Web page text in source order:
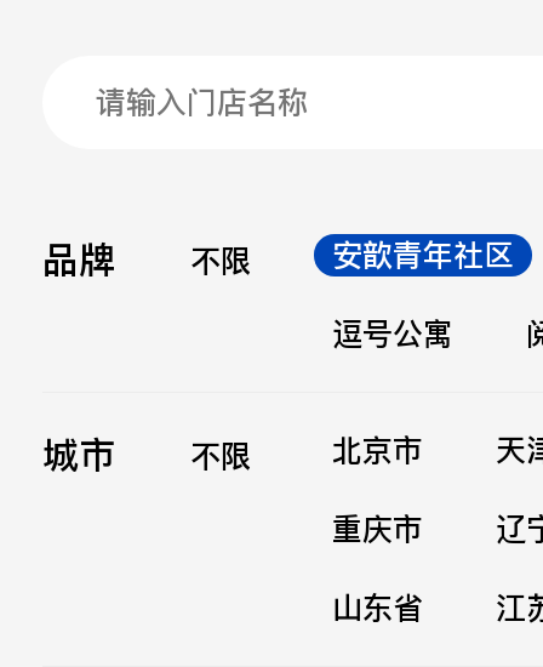
品牌 不限
安歆青年社区
逗号公寓
城市 不限 北京市
天
重庆市
辽
山东省
江
留言
立即提交